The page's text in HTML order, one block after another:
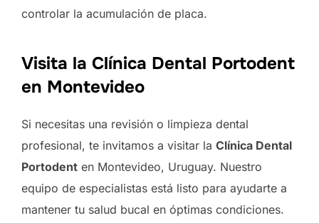
controlar la acumulación de placa.
Visita la Clínica Dental Portodent
en Montevideo
Si necesitas una revisión o limpieza dental
profesional, te invitamos a visitar la Clínica Dental
Portodent en Montevideo, Uruguay. Nuestro
equipo de especialistas está listo para ayudarte a
mantener tu salud bucal en óptimas condiciones.